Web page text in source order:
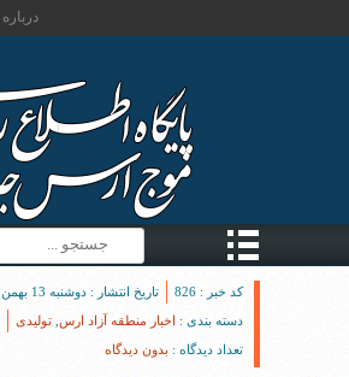
درباره
کد خبر : 826
تاریخ انتشار : دوشنبه 13 بهمن 1393 - 11:21
دسته بندی : اخبار منطقه آزاد ارس تولیدی
تعداد دیدگاه : بدون دیدگاه